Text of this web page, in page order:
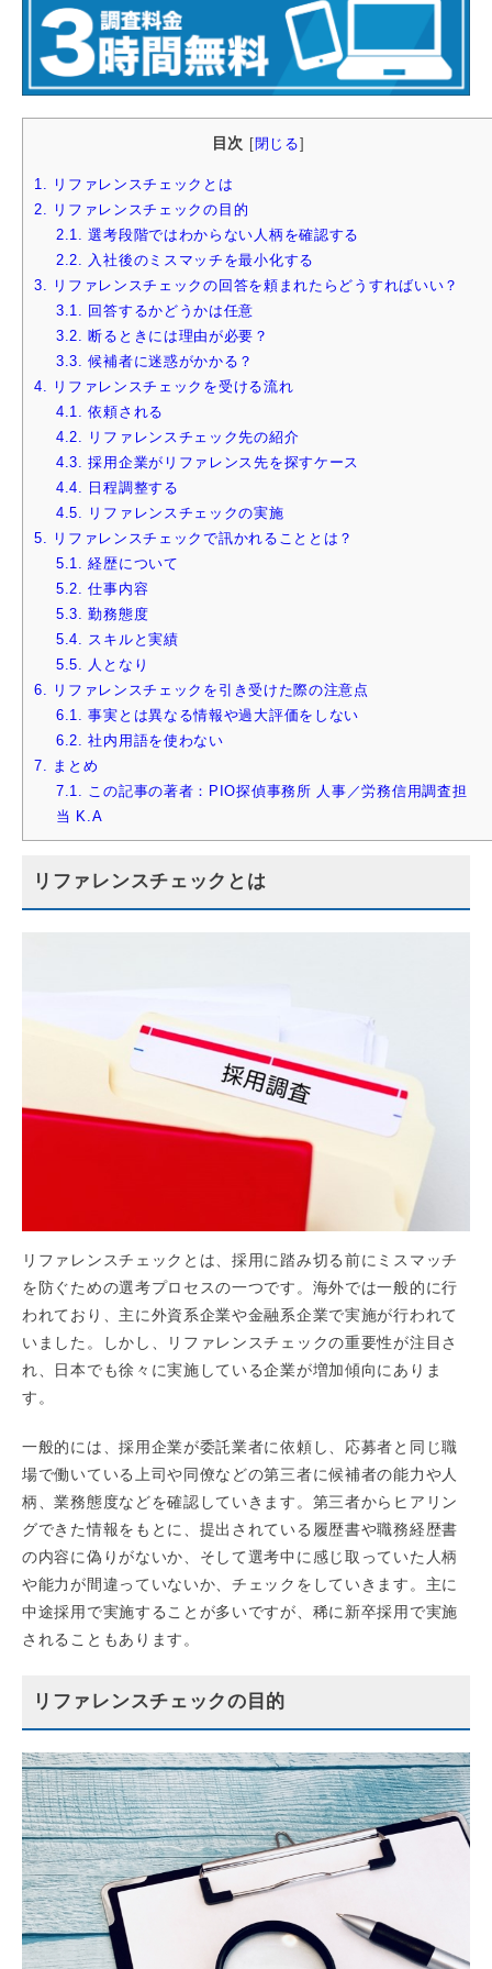
目次 閉じる
1. リファレンスチェックとは
2. リファレンスチェックの目的
2.1. 選考段階ではわからない人柄を確認する
2.2. 入社後のミスマッチを最小化する
3. リファレンスチェックの回答を頼まれたらどうすればいい？
3.1. 回答するかどうかは任意
3.2. 断るときには理由が必要？
3.3. 候補者に迷惑がかかる？
4. リファレンスチェックを受ける流れ
4.1. 依頼される
4.2. リファレンスチェック先の紹介
4.3. 採用企業がリファレンス先を探すケース
4.4. 日程調整する
4.5. リファレンスチェックの実施
5. リファレンスチェックで訊かれることとは？
5.1. 経歴について
5.2. 仕事内容
5.3. 勤務態度
5.4. スキルと実績
5.5. 人となり
6. リファレンスチェックを引き受けた際の注意点
6.1. 事実とは異なる情報や過大評価をしない
6.2. 社内用語を使わない
7. まとめ
7.1. この記事の著者：PIO探偵事務所 人事／労務信用調査担
当 K.A
リファレンスチェックとは
リファレンスチェックとは、採用に踏み切る前にミスマッチ
を防ぐための選考プロセスの一つです。海外では一般的に行
われており、主に外資系企業や金融系企業で実施が行われて
いました。しかし、リファレンスチェックの重要性が注目さ
れ、日本でも徐々に実施している企業が増加傾向にありま
す。
一般的には、採用企業が委託業者に依頼し、応募者と同じ職
場で働いている上司や同僚などの第三者に候補者の能力や人
柄、業務態度などを確認していきます。第三者からヒアリン
グできた情報をもとに、提出されている履歴書や職務経歴書
の内容に偽りがないか、そして選考中に感じ取っていた人柄
や能力が間違っていないか、チェックをしていきます。主に
中途採用で実施することが多いですが、稀に新卒採用で実施
されることもあります。
リファレンスチェックの目的